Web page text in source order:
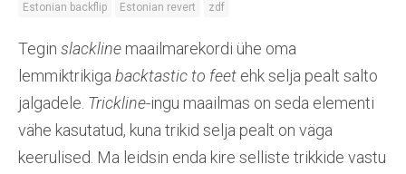
Estonian backflip
Estonian revert zdf
Tegin slackline maailmarekordi ühe oma
lemmiktrikiga backtastic to feet ehk selja pealt salto
jalgadele. Trickline-ingu maailmas on seda elementi
vähe kasutatud, kuna trikid selja pealt on väga
keerulised. Ma leidsin enda kire selliste trikkide vastu